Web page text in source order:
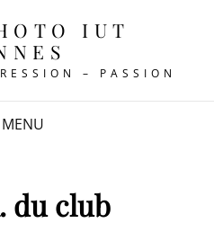
IUT
– PASSION
MENU
du club